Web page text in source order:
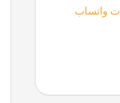
واتساب